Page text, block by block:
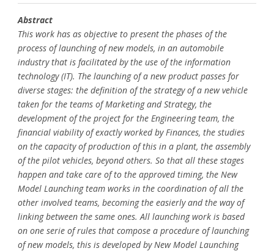
Abstract
This work has as objective to present the phases of the
process of launching of new models, in an automobile
industry that is facilitated by the use of the information
technology (IT). The launching of a new product passes for
diverse stages: the definition of the strategy of a new vehicle
taken for the teams of Marketing and Strategy, the
development of the project for the Engineering team, the
financial viability of exactly worked by Finances, the studies
on the capacity of production of this in a plant, the assembly
of the pilot vehicles, beyond others. So that all these stages
happen and take care of to the approved timing, the New
Model Launching team works in the coordination of all the
other involved teams, becoming the easierly and the way of
linking between the same ones. All launching work is based
on one serie of rules that compose a procedure of launching
of new models, this is developed by New Model Launching